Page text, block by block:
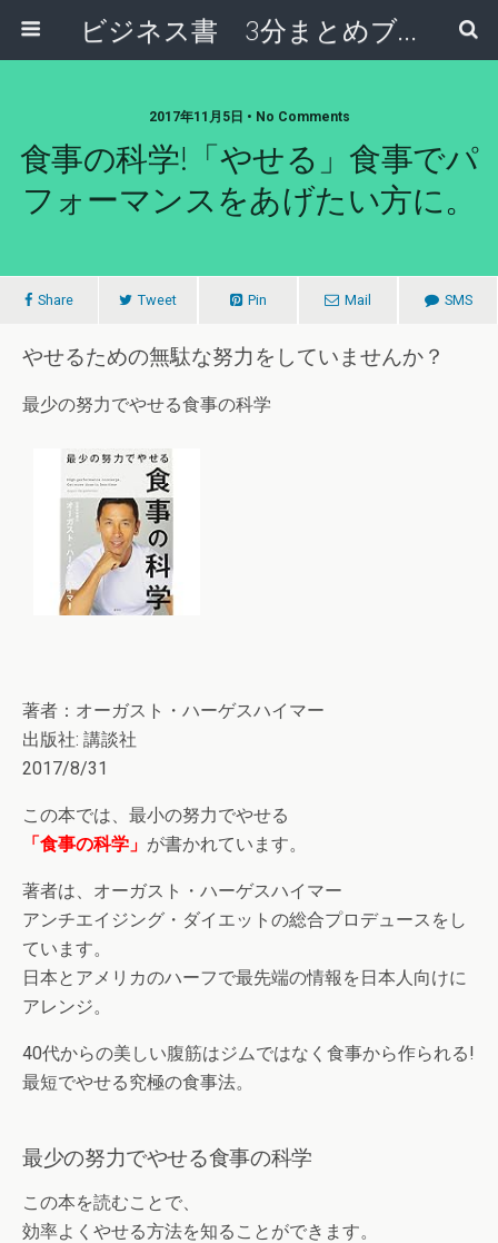
ビジネス書 3分まとめブログ
2017年11月5日 • No Comments
食事の科学!「やせる」食事でパ
フォーマンスをあげたい方に。
Share Tweet Pin Mail SMS
やせるための無駄な努力をしていませんか？
最少の努力でやせる食事の科学
著者：オーガスト・ハーゲスハイマー
出版社: 講談社
2017/8/31
この本では、最小の努力でやせる
「食事の科学」 が書かれています。
著者は、オーガスト・ハーゲスハイマー
アンチエイジング・ダイエットの総合プロデュースをし
ています。
日本とアメリカのハーフで最先端の情報を日本人向けに
アレンジ。
40代からの美しい腹筋はジムではなく食事から作られる!
最短でやせる究極の食事法。
最少の努力でやせる食事の科学
この本を読むことで、
効率よくやせる方法を知ることができます。